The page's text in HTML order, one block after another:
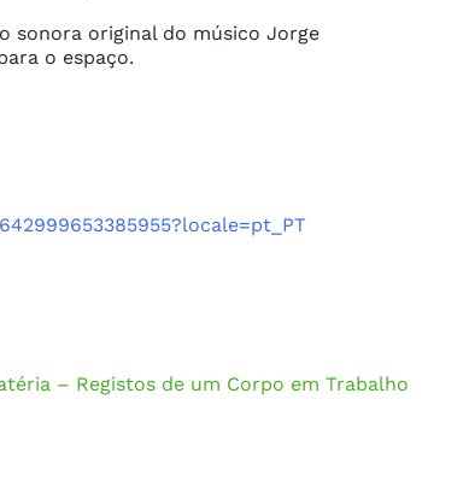
sonora original do músico Jorge
o espaço.
– Registos de um Corpo em Trabalho